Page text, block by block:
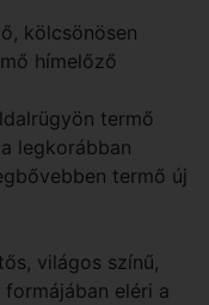
kölcsönösen
hímelőző
termő
legkorábban
termő új
világos színű,
eléri a